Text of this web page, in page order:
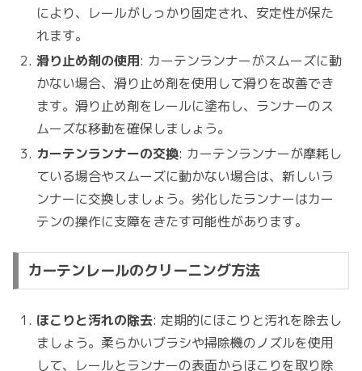
により、レールがしっかり固定され、安定性が保た
れます。
滑り止め剤の使用: カーテンランナーがスムーズに動
かない場合、滑り止め剤を使用して滑りを改善でき
ます。滑り止め剤をレールに塗布し、ランナーのス
ムーズな移動を確保しましょう。
カーテンランナーの交換: カーテンランナーが摩耗し
ている場合やスムーズに動かない場合は、新しいラ
ンナーに交換しましょう。劣化したランナーはカー
テンの操作に支障をきたす可能性があります。
カーテンレールのクリーニング方法
ほこりと汚れの除去: 定期的にほこりと汚れを除去し
ましょう。柔らかいブラシや掃除機のノズルを使用
して、レールとランナーの表面からほこりを取り除